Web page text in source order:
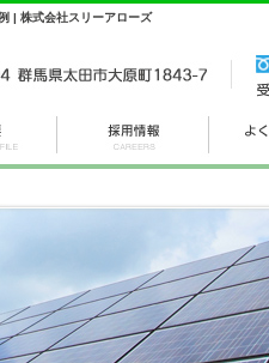
| 株式会社スリーアローズ